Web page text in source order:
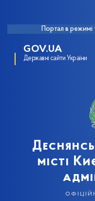
Портал в режимі
GOV.UA
Державні сайти України
місті